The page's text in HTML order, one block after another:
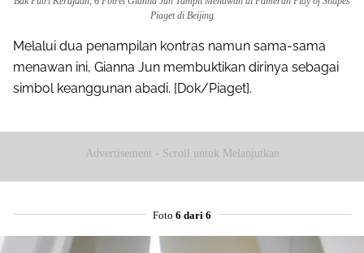
Piaget di Beijing
Melalui dua penampilan kontras namun sama-sama
menawan ini, Gianna Jun membuktikan dirinya sebagai
simbol keanggunan abadi. [Dok/Piaget].
Advertisement - Scroll untuk Melanjutkan
Foto 6 dari 6